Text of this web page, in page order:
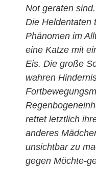
Not geraten sind.
Die Heldentaten
Phänomen im
eine Katze mit
Eis. Die große
wahren
rettet letztlich
anderes
unsichtbar zu
gegen Möchte-